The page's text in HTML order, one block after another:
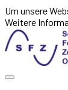
Um unsere
Weitere